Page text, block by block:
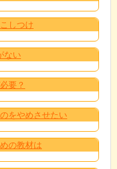
しつけ
ない
要？
をやめさせたい
の教材は